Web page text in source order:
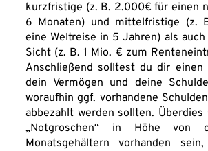
kurzfristige (z. B. 2.000€ für einen
6 Monaten) und mittelfristige (z.
eine Weltreise in 5 Jahren) als
Sicht (z. B. 1 Mio. € zum
Anschließend solltest du dir einen
dein Vermögen und deine
woraufhin ggf. vorhandene
abbezahlt werden sollten.
„Notgroschen“ in Höhe von
Monatsgehältern vorhanden